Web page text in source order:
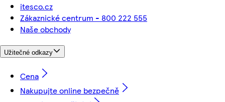
itesco.cz
Zákaznické centrum - 800 222 555
Naše obchody
Užitečné odkazy
Cena
Nakupujte online bezpečně